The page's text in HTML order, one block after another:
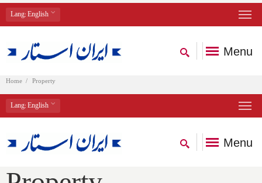
Lang: English
Menu
Home Property
Lang: English
Menu